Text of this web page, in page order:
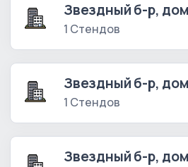
Звездный б-р,
1 Стендов
Звездный б-р,
1 Стендов
Звездный б-р,